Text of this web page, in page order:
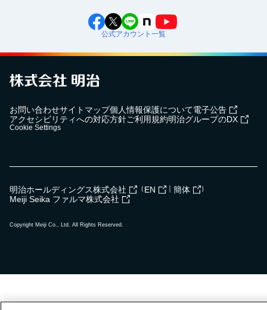
公式アカウント一覧
お問い合わせサイトマップ個人情報保護について電子公告
アクセシビリティへの対応方針ご利用規約明治グループのDX
Cookie Settings
明治ホールディングス株式会社 （ EN ｜ 簡体 ）
Meiji Seika ファルマ株式会社
Copyright Meiji Co., Ltd. All Rights Reserved.